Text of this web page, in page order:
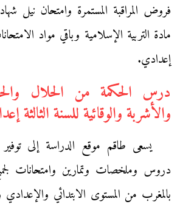
فروض المراقبة المستمرة وامتحان نيل
مادة التربية الإسلامية وباقي مواد
إعدادي.
درس الحكمة من الحلال
والأشربة والوقائية للسنة الثالثة
يسعى طاقم موقع الدراسة إلى
دروس وملخصات وتمارين وامتحانات
بالمغرب من المستوى الابتدائي والإعدادي